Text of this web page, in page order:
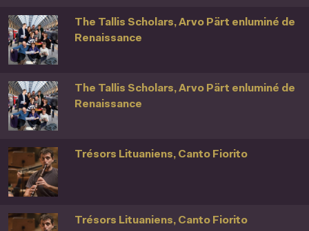
The Tallis Scholars, Arvo Pärt enluminé de
Renaissance
The Tallis Scholars, Arvo Pärt enluminé de
Renaissance
Trésors Lituaniens, Canto Fiorito
Trésors Lituaniens, Canto Fiorito